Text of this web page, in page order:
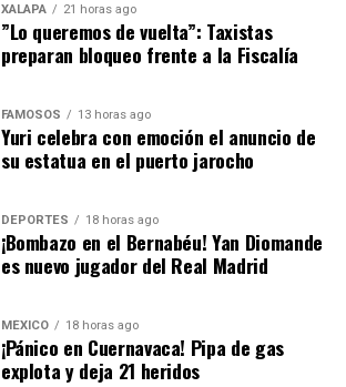
XALAPA 21 horas ago
​”Lo queremos de vuelta”: Taxistas
preparan bloqueo frente a la Fiscalía
FAMOSOS 13 horas ago
Yuri celebra con emoción el anuncio de
su estatua en el puerto jarocho
DEPORTES 18 horas ago
​¡Bombazo en el Bernabéu! Yan Diomande
es nuevo jugador del Real Madrid
MÉXICO 18 horas ago
¡Pánico en Cuernavaca! Pipa de gas
explota y deja 21 heridos